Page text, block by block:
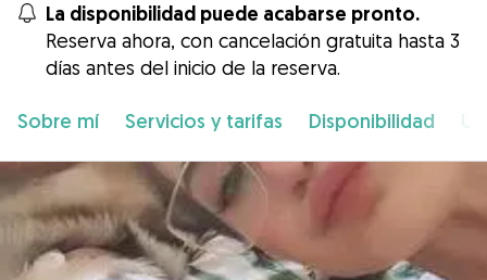
La disponibilidad puede acabarse pronto.
Reserva ahora, con cancelación gratuita hasta 3
días antes del inicio de la reserva.
Sobre mí Servicios y tarifas Disponibilidad